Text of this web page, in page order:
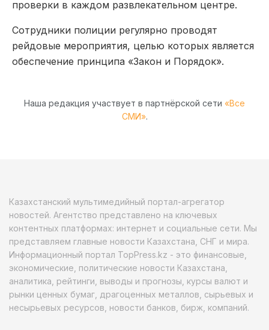
проверки в каждом развлекательном центре.
Сотрудники полиции регулярно проводят
рейдовые мероприятия, целью которых является
обеспечение принципа «Закон и Порядок».
Наша редакция участвует в партнёрской сети «Все
СМИ».
Казахстанский мультимедийный портал-агрегатор
новостей. Агентство представлено на ключевых
контентных платформах: интернет и социальные сети. Мы
представляем главные новости Казахстана, СНГ и мира.
Информационный портал TopPress.kz - это финансовые,
экономические, политические новости Казахстана,
аналитика, рейтинги, выводы и прогнозы, курсы валют и
рынки ценных бумаг, драгоценных металлов, сырьевых и
несырьевых ресурсов, новости банков, бирж, компаний.